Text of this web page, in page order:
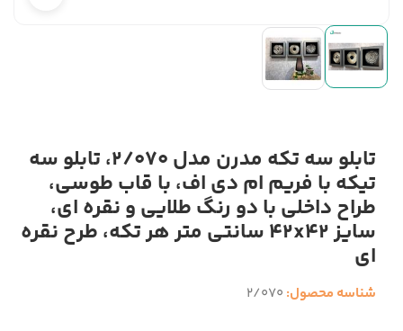
تابلو سه تکه مدرن مدل 2/070، تابلو سه
تیکه با فریم ام دی اف، با قاب طوسی،
طراح داخلی با دو رنگ طلایی و نقره ای،
سایز 42x42 سانتی متر هر تکه، طرح نقره
ای
شناسه محصول: 2/070